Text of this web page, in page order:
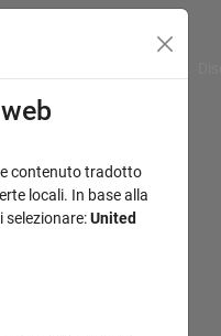
contenuto tradotto
locali. In base alla
selezionare:United